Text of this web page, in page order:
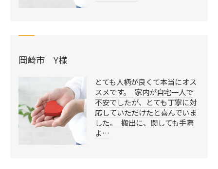
岡崎市 Y様
とても人柄が良くて本当にオス
スメです。 家内が自宅一人で
不安でしたが、とても丁寧に対
応していただけたと喜んでいま
した。 搬出に、関しても手際
よ…